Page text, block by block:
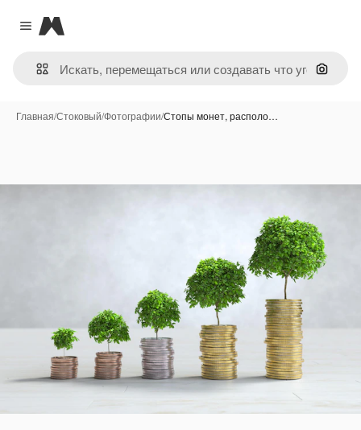
Close menu
Magnific
Поиск
Главная/Стоковый/Фотографии/Стопы монет, располо…